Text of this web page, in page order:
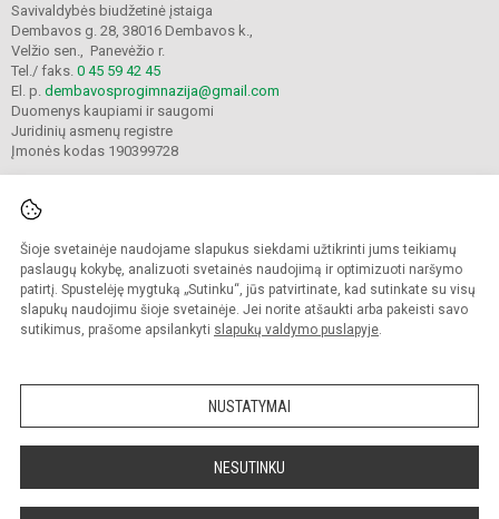
Šioje svetainėje naudojame slapukus siekdami užtikrinti jums teikiamų
paslaugų kokybę, analizuoti svetainės naudojimą ir optimizuoti naršymo
patirtį. Spustelėję mygtuką „Sutinku“, jūs patvirtinate, kad sutinkate su visų
slapukų naudojimu šioje svetainėje. Jei norite atšaukti arba pakeisti savo
sutikimus, prašome apsilankyti slapukų valdymo puslapyje.
NUSTATYMAI
NESUTINKU
Savivaldybės biudžetinė įstaiga
Dembavos g. 28, 38016 Dembavos k.,
Velžio sen., Panevėžio r.
Tel./ faks. 0 45 59 42 45
El. p. dembavosprogimnazija@gmail.com
Duomenys kaupiami ir saugomi
Juridinių asmenų registre
Įmonės kodas 190399728
© 2021. Panevėžio r. Dembavos progimnazija. Visos teisės saugomos.
Kopijuoti turinį be raštiško progimnazijos sutikimo griežtai draudžiama.
Prieinamumo paraiška Slapukų valdymas
Sumanus būdas atnaujinti